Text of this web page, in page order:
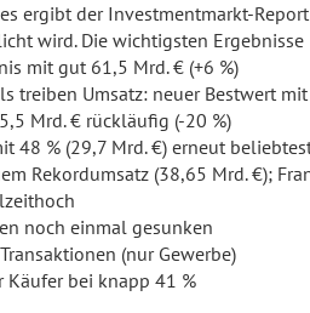
ergibt der Investmentmarkt-
wird. Die wichtigsten
mit gut 61,5 Mrd. € (+6 %)
treiben Umsatz: neuer Bestwert
Mrd. € rückläufig (-20 %)
48 % (29,7 Mrd. €) erneut
Rekordumsatz (38,65 Mrd. €);
noch einmal gesunken
(nur Gewerbe)
bei knapp 41 %